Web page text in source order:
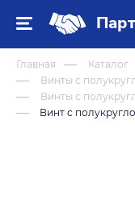
Главная Каталог
Винты с
Винты с